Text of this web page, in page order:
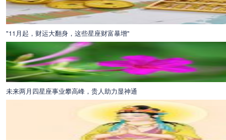
"11月起，财运大翻身，这些星座财富暴增"
未来两月四星座事业攀高峰，贵人助力显神通